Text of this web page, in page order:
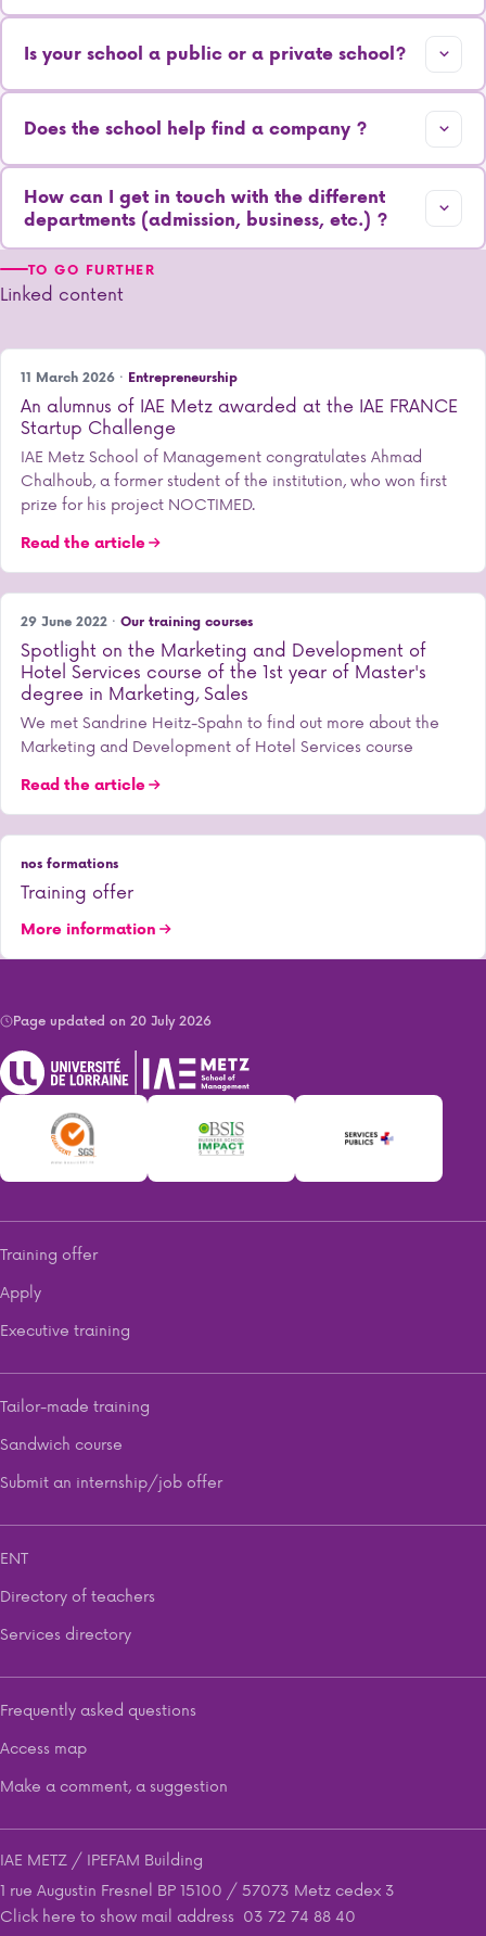
Is your school a public or a private school?
Does the school help find a company ?
How can I get in touch with the different
departments (admission, business, etc.) ?
TO GO FURTHER
Linked content
11 March 2026 · Entrepreneurship
An alumnus of IAE Metz awarded at the IAE FRANCE
Startup Challenge
IAE Metz School of Management congratulates Ahmad
Chalhoub, a former student of the institution, who won first
prize for his project NOCTIMED.
Read the article
29 June 2022 · Our training courses
Spotlight on the Marketing and Development of
Hotel Services course of the 1st year of Master's
degree in Marketing, Sales
We met Sandrine Heitz-Spahn to find out more about the
Marketing and Development of Hotel Services course
Read the article
nos formations
Training offer
More information
Page updated on 20 July 2026
Training offer
Apply
Executive training
Tailor-made training
Sandwich course
Submit an internship/job offer
ENT
Directory of teachers
Services directory
Frequently asked questions
Access map
Make a comment, a suggestion
IAE METZ / IPEFAM Building
1 rue Augustin Fresnel BP 15100 / 57073 Metz cedex 3
Click here to show mail address 03 72 74 88 40